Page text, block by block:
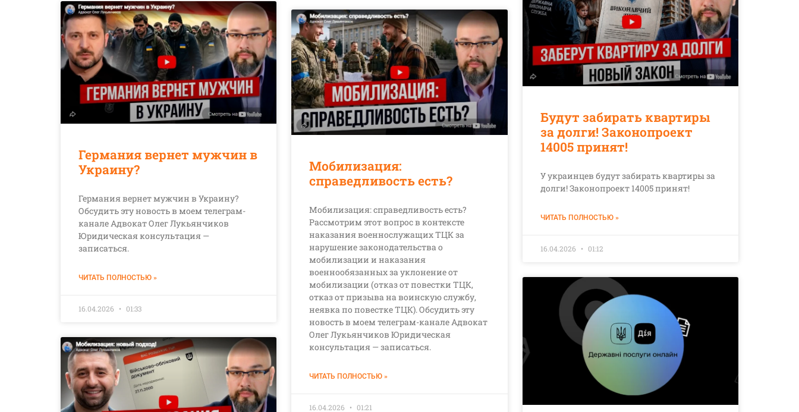
Германия вернет мужчин в
Украину?
Германия вернет мужчин в Украину?
Обсудить эту новость в моем телеграм-
канале Адвокат Олег Лукьянчиков
Юридическая консультация —
записаться.
ЧИТАТЬ ПОЛНОСТЬЮ »
16.04.2026 01:33
Мобилизация:
справедливость есть?
Мобилизация: справедливость есть?
Рассмотрим этот вопрос в контексте
наказания военнослужащих ТЦК за
нарушение законодательства о
мобилизации и наказания
военнообязанных за уклонение от
мобилизации (отказ от повестки ТЦК,
отказ от призыва на воинскую службу,
неявка по повестке ТЦК). Обсудить эту
новость в моем телеграм-канале Адвокат
Олег Лукьянчиков Юридическая
консультация — записаться.
ЧИТАТЬ ПОЛНОСТЬЮ »
16.04.2026 01:21
Будут забирать квартиры
за долги! Законопроект
14005 принят!
У украинцев будут забирать квартиры за
долги! Законопроект 14005 принят!
ЧИТАТЬ ПОЛНОСТЬЮ »
16.04.2026 01:12